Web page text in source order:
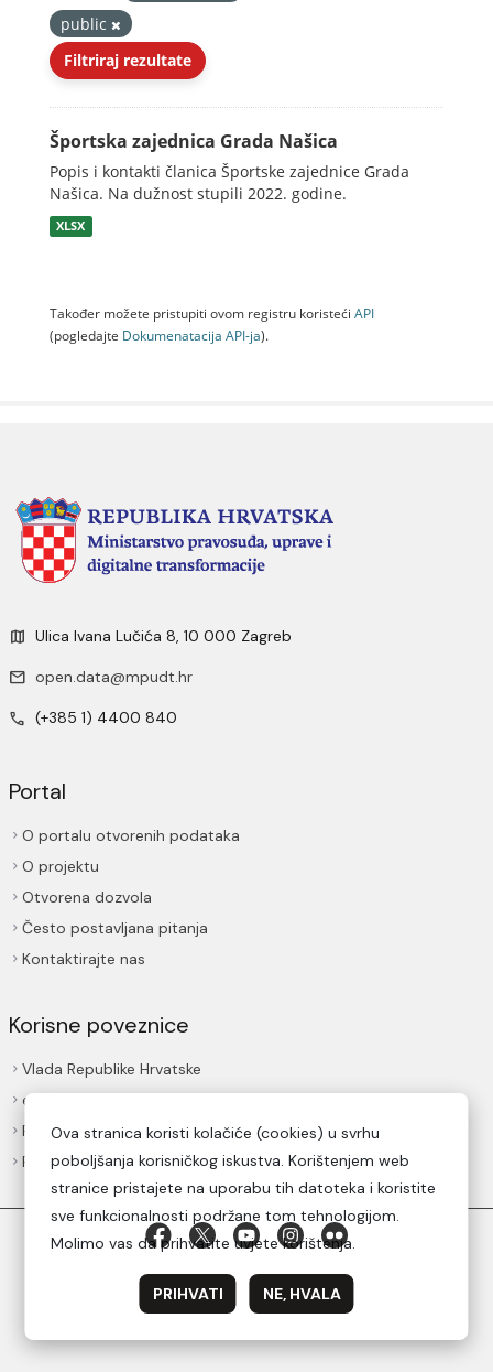
public
Filtriraj rezultate
Športska zajednica Grada Našica
Popis i kontakti članica Športske zajednice Grada
Našica. Na dužnost stupili 2022. godine.
XLSX
Također možete pristupiti ovom registru koristeći API
(pogledajte Dokumenаtаcijа API-jа).